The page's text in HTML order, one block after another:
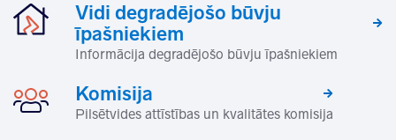
Vidi degradējošo būvju
īpašniekiem
Informācija degradējošo būvju īpašniekiem
Komisija
Pilsētvides attīstības un kvalitātes komisija